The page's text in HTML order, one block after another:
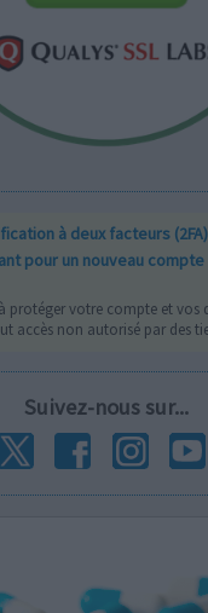
à deux facteurs
pour un nouveau
protéger votre compte et vos
accès non autorisé par des
Suivez-nous sur...